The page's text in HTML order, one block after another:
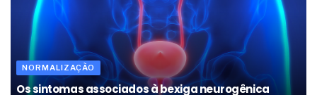
NORMALIZAÇÃO
Os sintomas associados à bexiga neurogênica